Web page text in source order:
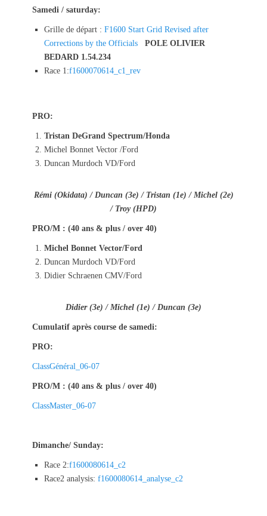
Samedi / saturday:
Grille de départ : F1600 Start Grid Revised after
Corrections by the Officials
POLE OLIVIER
BEDARD 1.54.234
Race 1:f1600070614_c1_rev
PRO:
Tristan DeGrand Spectrum/Honda
Michel Bonnet Vector /Ford
Duncan Murdoch VD/Ford
Rémi (Okidata) / Duncan (3e) / Tristan (1e) / Michel (2e)
/ Troy (HPD)
PRO/M : (40 ans & plus / over 40)
Michel Bonnet Vector/Ford
Duncan Murdoch VD/Ford
Didier Schraenen CMV/Ford
Didier (3e) / Michel (1e) / Duncan (3e)
Cumulatif après course de samedi:
PRO:
ClassGénéral_06-07
PRO/M : (40 ans & plus / over 40)
ClassMaster_06-07
Dimanche/ Sunday:
Race 2:f1600080614_c2
Race2 analysis: f1600080614_analyse_c2